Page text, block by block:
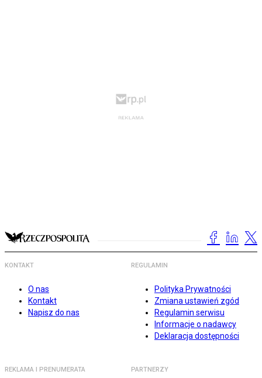
KONTAKT
O nas
Kontakt
Napisz do nas
REGULAMIN
Polityka Prywatności
Zmiana ustawień zgód
Regulamin serwisu
Informacje o nadawcy
Deklaracja dostępności
REKLAMA I PRENUMERATA PARTNERZY